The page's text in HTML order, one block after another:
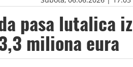
pasa lutalica iz
miliona eura